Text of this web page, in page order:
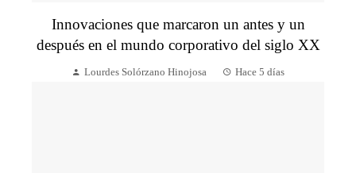
Innovaciones que marcaron un antes y un
después en el mundo corporativo del siglo XX
Lourdes Solórzano Hinojosa Hace 5 días